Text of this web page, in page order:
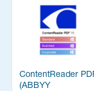
ContentReader
(ABBYY